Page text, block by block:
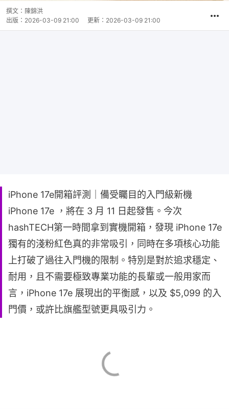
撰文： 陳錦洪
出版： 2026-03-09 21:00 更新： 2026-03-09 21:00
iPhone 17e開箱評測｜備受矚目的入門級新機
iPhone 17e ，將在 3 月 11 日起發售。今次
hashTECH第一時間拿到實機開箱，發現 iPhone 17e
獨有的淺粉紅色真的非常吸引，同時在多項核心功能
上打破了過往入門機的限制。特別是對於追求穩定、
耐用，且不需要極致專業功能的長輩或一般用家而
言，iPhone 17e 展現出的平衡感，以及 $5,099 的入
門價，或許比旗艦型號更具吸引力。